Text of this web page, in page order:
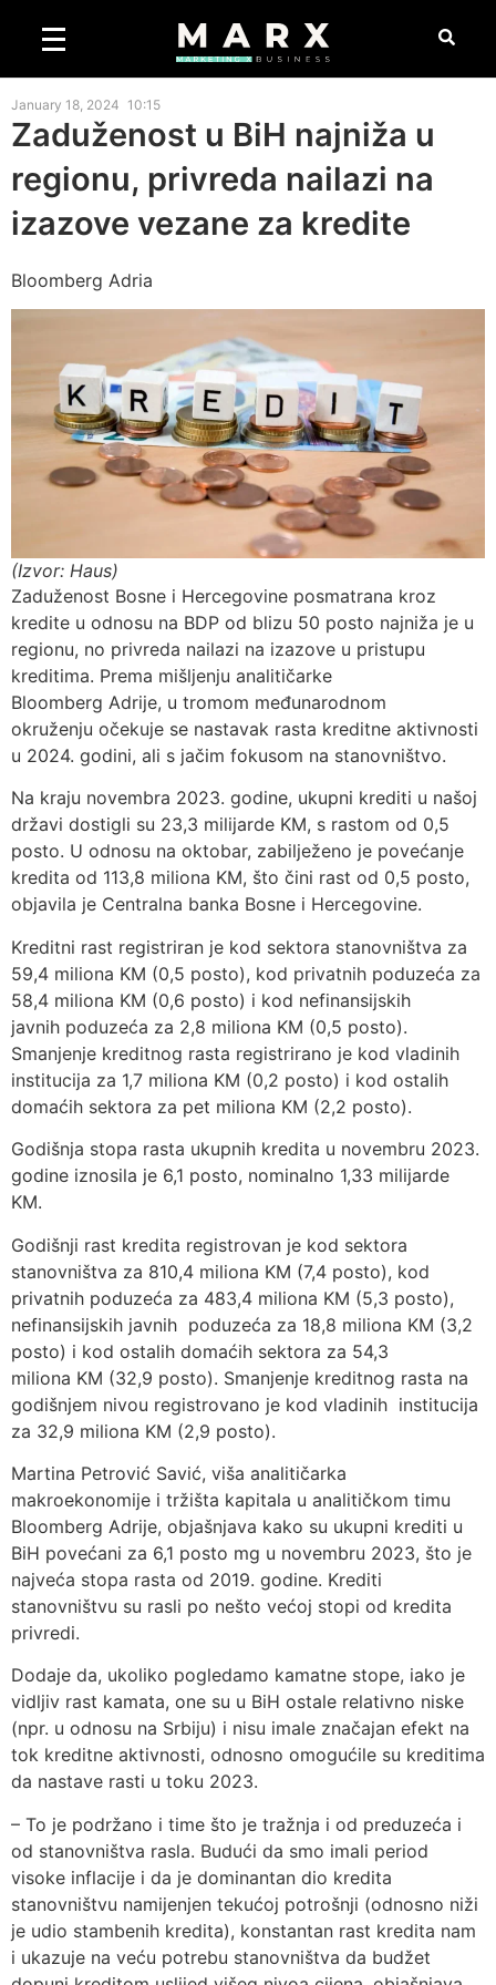
January 18, 2024 10:15
Zaduženost u BiH najniža u
regionu, privreda nailazi na
izazove vezane za kredite
Bloomberg Adria
(Izvor: Haus)
Zaduženost Bosne i Hercegovine posmatrana kroz
kredite u odnosu na BDP od blizu 50 posto najniža je u
regionu, no privreda nailazi na izazove u pristupu
kreditima. Prema mišljenju analitičarke
Bloomberg Adrije, u tromom međunarodnom
okruženju očekuje se nastavak rasta kreditne aktivnosti
u 2024. godini, ali s jačim fokusom na stanovništvo.
Na kraju novembra 2023. godine, ukupni krediti u našoj
državi dostigli su 23,3 milijarde KM, s rastom od 0,5
posto. U odnosu na oktobar, zabilježeno je povećanje
kredita od 113,8 miliona KM, što čini rast od 0,5 posto,
objavila je Centralna banka Bosne i Hercegovine.
Kreditni rast registriran je kod sektora stanovništva za
59,4 miliona KM (0,5 posto), kod privatnih poduzeća za
58,4 miliona KM (0,6 posto) i kod nefinansijskih
javnih poduzeća za 2,8 miliona KM (0,5 posto).
Smanjenje kreditnog rasta registrirano je kod vladinih
institucija za 1,7 miliona KM (0,2 posto) i kod ostalih
domaćih sektora za pet miliona KM (2,2 posto).
Godišnja stopa rasta ukupnih kredita u novembru 2023.
godine iznosila je 6,1 posto, nominalno 1,33 milijarde
KM.
Godišnji rast kredita registrovan je kod sektora
stanovništva za 810,4 miliona KM (7,4 posto), kod
privatnih poduzeća za 483,4 miliona KM (5,3 posto),
nefinansijskih javnih poduzeća za 18,8 miliona KM (3,2
posto) i kod ostalih domaćih sektora za 54,3
miliona KM (32,9 posto). Smanjenje kreditnog rasta na
godišnjem nivou registrovano je kod vladinih institucija
za 32,9 miliona KM (2,9 posto).
Martina Petrović Savić, viša analitičarka
makroekonomije i tržišta kapitala u analitičkom timu
Bloomberg Adrije, objašnjava kako su ukupni krediti u
BiH povećani za 6,1 posto mg u novembru 2023, što je
najveća stopa rasta od 2019. godine. Krediti
stanovništvu su rasli po nešto većoj stopi od kredita
privredi.
Dodaje da, ukoliko pogledamo kamatne stope, iako je
vidljiv rast kamata, one su u BiH ostale relativno niske
(npr. u odnosu na Srbiju) i nisu imale značajan efekt na
tok kreditne aktivnosti, odnosno omogućile su kreditima
da nastave rasti u toku 2023.
– To je podržano i time što je tražnja i od preduzeća i
od stanovništva rasla. Budući da smo imali period
visoke inflacije i da je dominantan dio kredita
stanovništvu namijenjen tekućoj potrošnji (odnosno niži
je udio stambenih kredita), konstantan rast kredita nam
i ukazuje na veću potrebu stanovništva da budžet